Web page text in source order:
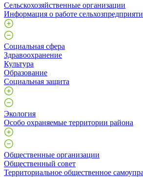
Сельскохозяйственные организации
Информация о работе
Социальная сфера
Здравоохранение
Культура
Образование
Социальная защита
Экология
Особо охраняемые территории района
Общественные организации
Общественный совет
Территориальное общественное